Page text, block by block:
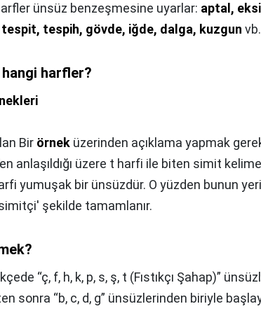
ünsüz benzeşmesine uyarlar: aptal,
tespih, gövde, iğde, dalga, kuzgun
harfler?
Bir örnek üzerinden açıklama yapmak
anlaşıldığı üzere t harfi ile biten simit
yumuşak bir ünsüzdür. O yüzden bunun
şekilde tamamlanır.
“ç, f, h, k, p, s, ş, t (Fıstıkçı Şahap)”
sonra “b, c, d, g” ünsüzlerinden biriyle